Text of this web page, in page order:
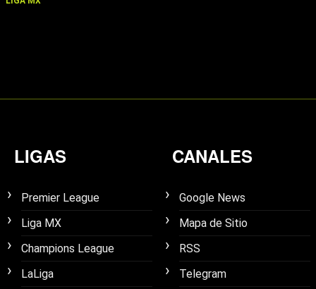
LIGAS
Premier League
Liga MX
Champions League
LaLiga
CANALES
Google News
Mapa de Sitio
RSS
Telegram